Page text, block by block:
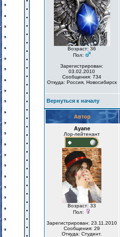
Возраст: 36
Пол:
Зарегистрирован:
03.02.2010
Сообщения: 734
Откуда: Россия, Новосибирск
Вернуться к началу
Автор
Ayane
Лор-лейтенант
Возраст: 33
Пол:
Зарегистрирован: 23.11.2010
Сообщения: 29
Откуда: Студент.